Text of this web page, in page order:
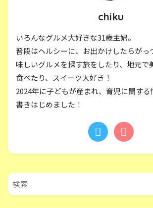
chiku
いろんなグルメ大好きな31歳主婦。
普段はヘルシーに、お出かけしたらがっ
味しいグルメを探す旅をしたり、地元で
食べたり、スイーツ大好き！
2024年に子どもが産まれ、育児に関す
書きはじめました！